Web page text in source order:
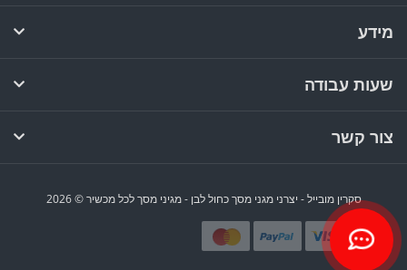
מידע
שעות עבודה
צור קשר
סקרין מובייל - יצרני מגני מסך כחול לבן - מגיני מסך לכל מכשיר © 2026